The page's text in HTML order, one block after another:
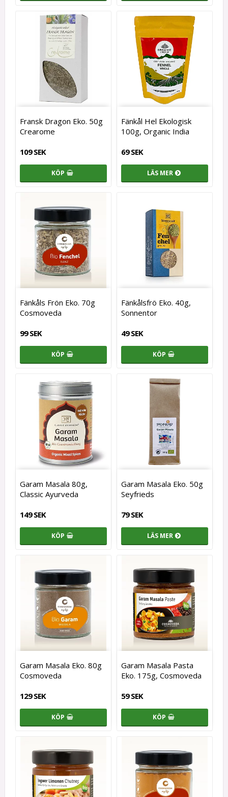
Fransk Dragon Eko. 50g
Crearome
109 SEK
KÖP
Fänkål Hel Ekologisk
100g, Organic India
69 SEK
LÄS MER
Fänkåls Frön Eko. 70g
Cosmoveda
99 SEK
KÖP
Fänkålsfrö Eko. 40g,
Sonnentor
49 SEK
KÖP
Garam Masala 80g,
Classic Ayurveda
149 SEK
KÖP
Garam Masala Eko. 50g
Seyfrieds
79 SEK
LÄS MER
Garam Masala Eko. 80g
Cosmoveda
129 SEK
KÖP
Garam Masala Pasta
Eko. 175g, Cosmoveda
59 SEK
KÖP